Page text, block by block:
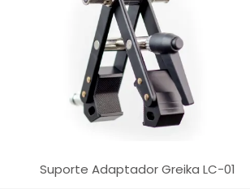
Suporte Adaptador Greika LC-01